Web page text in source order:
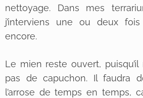
nettoyage. Dans mes
j’interviens une ou deux
encore.
Le mien reste ouvert, puisqu’il
pas de capuchon. Il faudra
l’arrose de temps en temps,